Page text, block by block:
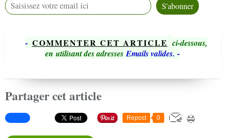
- COMMENTER CET ARTICLE ci-dessous,
en utilisant des adressesEmails valides. -
Partager cet article
Repost 0